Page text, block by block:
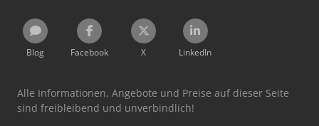
Blog Facebook X LinkedIn
Alle Informationen, Angebote und Preise auf dieser Seite
sind freibleibend und unverbindlich!